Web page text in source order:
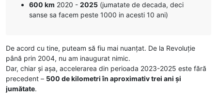
600 km 2020 - 2025 (jumatate de decada, deci
sanse sa facem peste 1000 in acesti 10 ani)
De acord cu tine, puteam să fiu mai nuanțat. De la Revoluție
până prin 2004, nu am inaugurat nimic.
Dar, chiar și așa, accelerarea din perioada 2023-2025 este fără
precedent – 500 de kilometri în aproximativ trei ani și
jumătate.